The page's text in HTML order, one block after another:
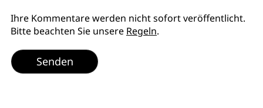
Ihre Kommentare werden nicht sofort veröffentlicht.
Bitte beachten Sie unsere Regeln.
Senden